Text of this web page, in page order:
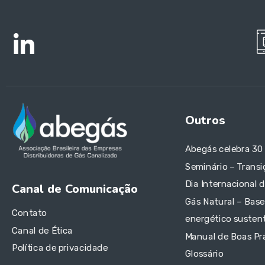
Canal de Comunicação
Contato
Canal de Ética
Política de privacidade
Outros
Abegás celebra 30
Seminário –
Dia Internacional
Gás Natural –
energético
Manual de Boas
Glossário